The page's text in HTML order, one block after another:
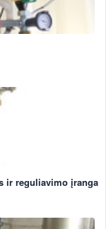
ir reguliavimo įranga